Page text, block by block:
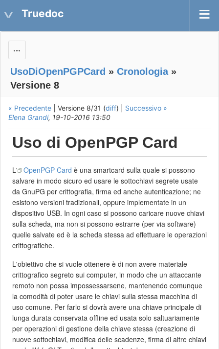
Truedoc
UsoDiOpenPGPCard » Cronologia»
Versione 8
« Precedente | Versione 8/31 (diff) | Successivo »
Elena Grandi, 19-10-2016 13:50
Uso di OpenPGP Card
L' OpenPGP Card è una smartcard sulla quale si possono
salvare in modo sicuro ed usare le sottochiavi segrete usate
da GnuPG per crittografia, firma ed anche autenticazione; ne
esistono versioni tradizionali, oppure implementate in un
dispositivo USB. In ogni caso si possono caricare nuove chiavi
sulla scheda, ma non si possono estrarre (per via software)
quelle salvate ed è la scheda stessa ad effettuare le operazioni
crittografiche.
L'obiettivo che si vuole ottenere è di non avere materiale
crittografico segreto sui computer, in modo che un attaccante
remoto non possa impossessarsene, mantenendo comunque
la comodità di poter usare le chiavi sulla stessa macchina di
uso comune. Per farlo si dovrà avere una chiave principale di
lunga durata conservata offline ed usata solo saltuariamente
per operazioni di gestione della chiave stessa (creazione di
nuove sottochiavi, modifica delle scadenze, firma di altre chiavi